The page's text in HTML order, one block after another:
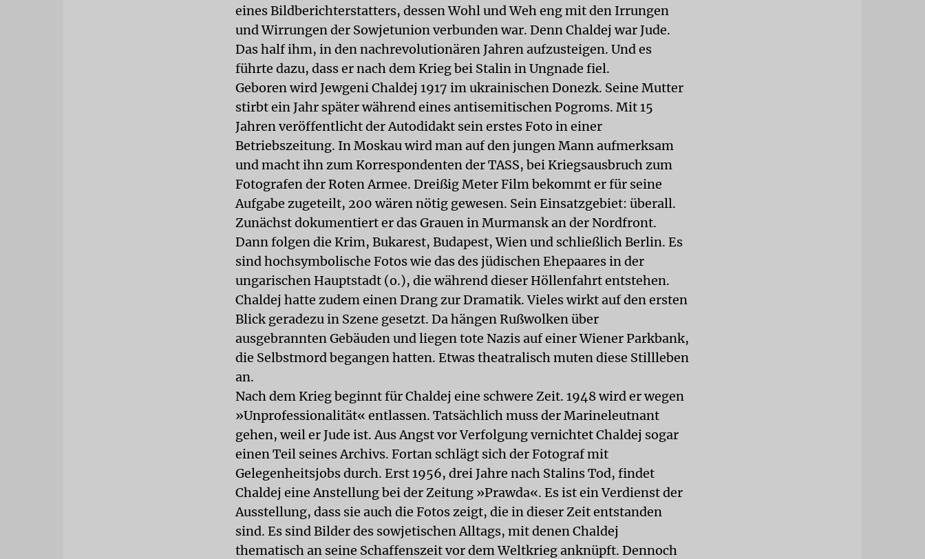
eines Bildberichterstatters, dessen Wohl und Weh eng mit den Irrungen
und Wirrungen der Sowjetunion verbunden war. Denn Chaldej war Jude.
Das half ihm, in den nachrevolutionären Jahren aufzusteigen. Und es
führte dazu, dass er nach dem Krieg bei Stalin in Ungnade fiel.
Geboren wird Jewgeni Chaldej 1917 im ukrainischen Donezk. Seine Mutter
stirbt ein Jahr später während eines antisemitischen Pogroms. Mit 15
Jahren veröffentlicht der Autodidakt sein erstes Foto in einer
Betriebszeitung. In Moskau wird man auf den jungen Mann aufmerksam
und macht ihn zum Korrespondenten der TASS, bei Kriegsausbruch zum
Fotografen der Roten Armee. Dreißig Meter Film bekommt er für seine
Aufgabe zugeteilt, 200 wären nötig gewesen. Sein Einsatzgebiet: überall.
Zunächst dokumentiert er das Grauen in Murmansk an der Nordfront.
Dann folgen die Krim, Bukarest, Budapest, Wien und schließlich Berlin. Es
sind hochsymbolische Fotos wie das des jüdischen Ehepaares in der
ungarischen Hauptstadt (o.), die während dieser Höllenfahrt entstehen.
Chaldej hatte zudem einen Drang zur Dramatik. Vieles wirkt auf den ersten
Blick geradezu in Szene gesetzt. Da hängen Rußwolken über
ausgebrannten Gebäuden und liegen tote Nazis auf einer Wiener Parkbank,
die Selbstmord begangen hatten. Etwas theatralisch muten diese Stillleben
an.
Nach dem Krieg beginnt für Chaldej eine schwere Zeit. 1948 wird er wegen
»Unprofessionalität« entlassen. Tatsächlich muss der Marineleutnant
gehen, weil er Jude ist. Aus Angst vor Verfolgung vernichtet Chaldej sogar
einen Teil seines Archivs. Fortan schlägt sich der Fotograf mit
Gelegenheitsjobs durch. Erst 1956, drei Jahre nach Stalins Tod, findet
Chaldej eine Anstellung bei der Zeitung »Prawda«. Es ist ein Verdienst der
Ausstellung, dass sie auch die Fotos zeigt, die in dieser Zeit entstanden
sind. Es sind Bilder des sowjetischen Alltags, mit denen Chaldej
thematisch an seine Schaffenszeit vor dem Weltkrieg anknüpft. Dennoch